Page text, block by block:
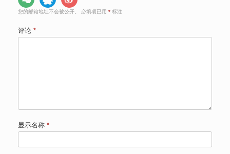
您的邮箱地址不会被公开。 必填项已用 * 标注
评论 *
显示名称 *